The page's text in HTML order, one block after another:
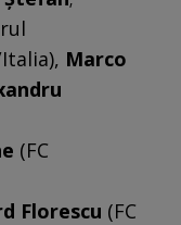
Marco
(FC
Florescu (FC